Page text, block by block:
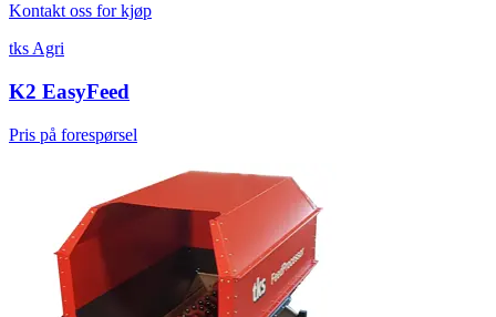
Kontakt oss for kjøp
tks Agri
K2 EasyFeed
Pris på forespørsel